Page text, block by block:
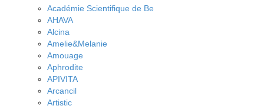
Académie Scientifique de Be
AHAVA
Alcina
Amelie&Melanie
Amouage
Aphrodite
APIVITA
Arcancil
Artistic